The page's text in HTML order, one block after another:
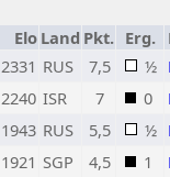
Elo Land Pkt. Erg.
2331 RUS 7,5 ½
2240 ISR 7 0
1943 RUS 5,5 ½
1921 SGP 4,5 1